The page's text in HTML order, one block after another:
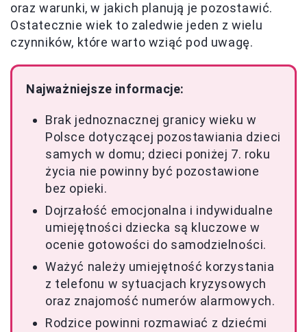
oraz warunki, w jakich planują je pozostawić.
Ostatecznie wiek to zaledwie jeden z wielu
czynników, które warto wziąć pod uwagę.
Najważniejsze informacje:
Brak jednoznacznej granicy wieku w
Polsce dotyczącej pozostawiania dzieci
samych w domu; dzieci poniżej 7. roku
życia nie powinny być pozostawione
bez opieki.
Dojrzałość emocjonalna i indywidualne
umiejętności dziecka są kluczowe w
ocenie gotowości do samodzielności.
Ważyć należy umiejętność korzystania
z telefonu w sytuacjach kryzysowych
oraz znajomość numerów alarmowych.
Rodzice powinni rozmawiać z dziećmi